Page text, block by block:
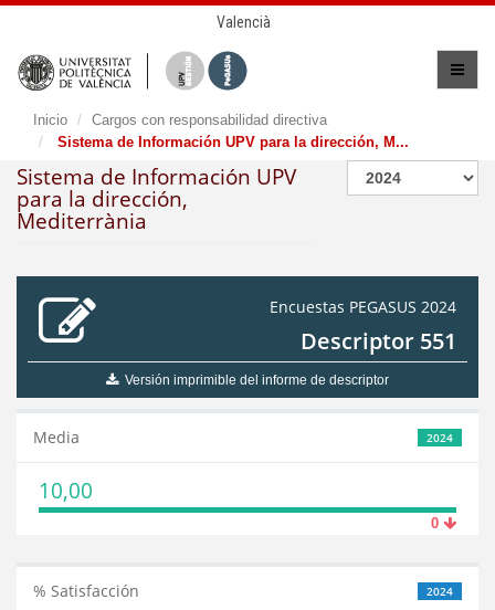
Valencià
Inicio
Cargos con responsabilidad directiva
Sistema de Información UPV para la dirección, M...
Sistema de Información UPV
para la dirección,
Mediterrània
Encuestas PEGASUS 2024
Descriptor 551
Versión imprimible del informe de descriptor
2024
Media
10,00
0
2024
% Satisfacción